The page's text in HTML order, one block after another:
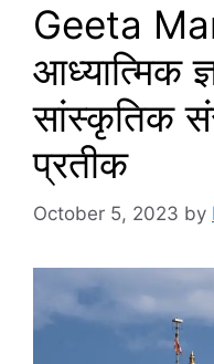
Geeta
आध्यात्मिक
सांस्कृतिक
प्रतीक
October 5, 2023 by